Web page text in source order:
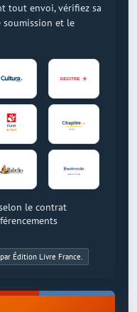
tout envoi, vérifiez sa
soumission et le
le contrat
Édition Livre France.